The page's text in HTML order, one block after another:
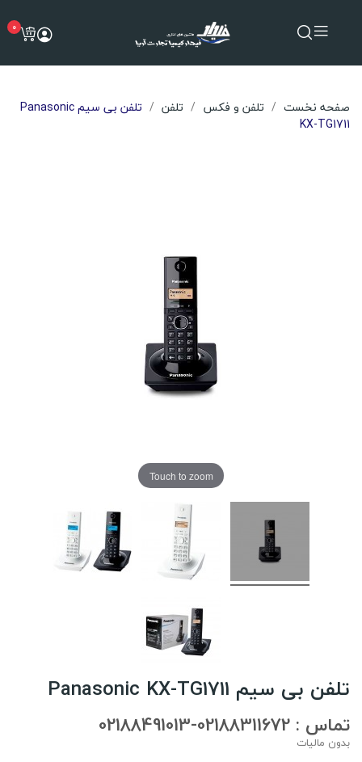
0
صفحه نخست تلفن و فکس تلفن
تلفن بی سیم Panasonic
KX-TG1711
Touch to zoom
تلفن بی سیم Panasonic KX-TG1711
تماس : 02188311672-02188491013
بدون مالیات